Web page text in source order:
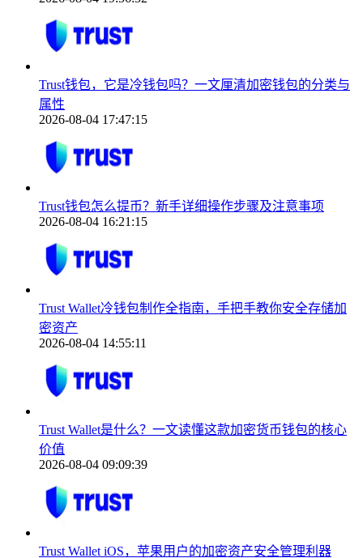
Trust钱包，它是冷钱包吗？一文厘清加密钱包的分类与
属性
2026-08-04 17:47:15
Trust钱包怎么提币？新手详细操作步骤及注意事项
2026-08-04 16:21:15
Trust Wallet冷钱包制作全指南，手把手教你安全存储加
密资产
2026-08-04 14:55:11
Trust Wallet是什么？一文读懂这款加密货币钱包的核心
价值
2026-08-04 09:09:39
Trust Wallet iOS，苹果用户的加密资产安全管理利器